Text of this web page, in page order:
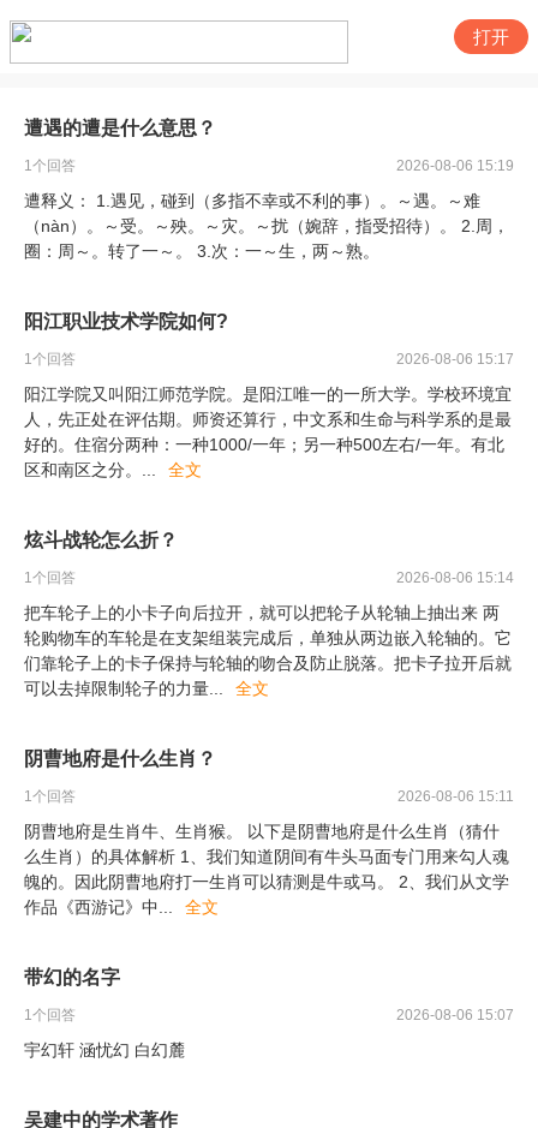
打开
遭遇的遭是什么意思？
1个回答 2026-08-06 15:19
遭释义： 1.遇见，碰到（多指不幸或不利的事）。～遇。～难
（nàn）。～受。～殃。～灾。～扰（婉辞，指受招待）。 2.周，
圈：周～。转了一～。 3.次：一～生，两～熟。
阳江职业技术学院如何?
1个回答 2026-08-06 15:17
阳江学院又叫阳江师范学院。是阳江唯一的一所大学。学校环境宜
人，先正处在评估期。师资还算行，中文系和生命与科学系的是最
好的。住宿分两种：一种1000/一年；另一种500左右/一年。有北
区和南区之分。
全文
炫斗战轮怎么折？
1个回答 2026-08-06 15:14
把车轮子上的小卡子向后拉开，就可以把轮子从轮轴上抽出来 两
轮购物车的车轮是在支架组装完成后，单独从两边嵌入轮轴的。它
们靠轮子上的卡子保持与轮轴的吻合及防止脱落。把卡子拉开后就
可以去掉限制轮子的力量
全文
阴曹地府是什么生肖？
1个回答 2026-08-06 15:11
阴曹地府是生肖牛、生肖猴。 以下是阴曹地府是什么生肖（猜什
么生肖）的具体解析 1、我们知道阴间有牛头马面专门用来勾人魂
魄的。因此阴曹地府打一生肖可以猜测是牛或马。 2、我们从文学
作品《西游记》中
全文
带幻的名字
1个回答 2026-08-06 15:07
宇幻轩 涵忧幻 白幻麓
吴建中的学术著作